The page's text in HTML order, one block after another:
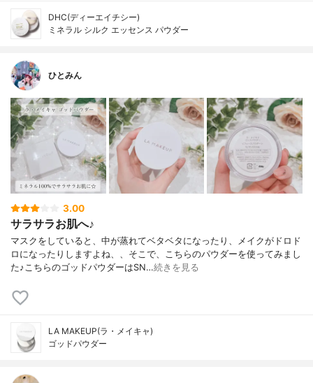
DHC(ディーエイチシー)
ミネラル シルク エッセンス パウダー
ひとみん
3.00
サラサラお肌へ♪
マスクをしていると、中が蒸れてベタベタになったり、メイクがドロド
ロになったりしますよね、、そこで、こちらのパウダーを使ってみまし
た♪こちらのゴッドパウダーはSN…続きを見る
LA MAKEUP(ラ・メイキャ)
ゴッドパウダー